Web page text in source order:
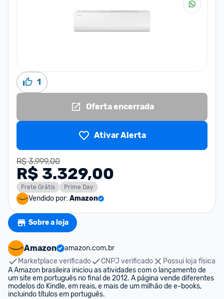
1
Oferta encerrada
Ativar Alerta
R$ 3.999,00
R$ 3.329,00
Frete Grátis Prime Day
Vendido por: Amazon
Sobre a loja
Amazon
amazon.com.br
Marketplace verificado
CNPJ verificado
Possui loja física
A Amazon brasileira iniciou as atividades com o lançamento de
um site em português no final de 2012. A página vende diferentes
modelos do Kindle, em reais, e mais de um milhão de e-books,
incluindo títulos em português.